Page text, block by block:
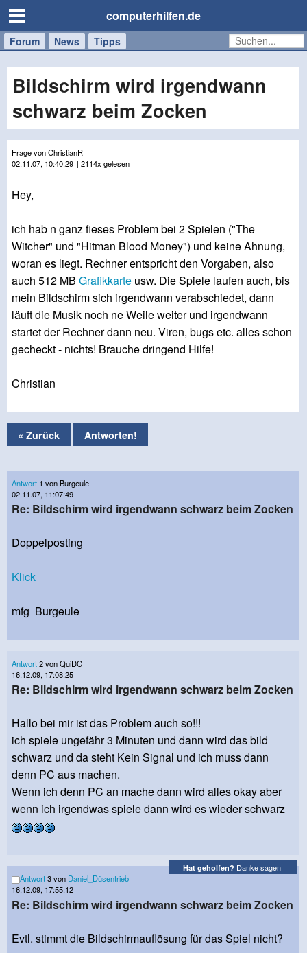
computerhilfen.de
Forum News Tipps
Handy
Tablet
Windows
Mac
Bildschirm wird irgendwann
schwarz beim Zocken
Frage von ChristianR
02.11.07, 10:40:29 | 2114x gelesen
Hey,
ich hab n ganz fieses Problem bei 2 Spielen ("The
Witcher" und "Hitman Blood Money") und keine Ahnung,
woran es liegt. Rechner entspricht den Vorgaben, also
auch 512 MB Grafikkarte usw. Die Spiele laufen auch, bis
mein Bildschirm sich irgendwann verabschiedet, dann
läuft die Musik noch ne Weile weiter und irgendwann
startet der Rechner dann neu. Viren, bugs etc. alles schon
gecheckt - nichts! Brauche dringend Hilfe!
Christian
« Zurück Antworten!
Antwort 1 von Burgeule
02.11.07, 11:07:49
Re: Bildschirm wird irgendwann schwarz beim Zocken
Doppelposting
Klick
mfg Burgeule
Antwort2 von QuiDC
16.12.09, 17:08:25
Re: Bildschirm wird irgendwann schwarz beim Zocken
Hallo bei mir ist das Problem auch so!!!
ich spiele ungefähr 3 Minuten und dann wird das bild
schwarz und da steht Kein Signal und ich muss dann
denn PC aus machen.
Wenn ich denn PC an mache dann wird alles okay aber
wenn ich irgendwas spiele dann wird es wieder schwarz
Hat geholfen? Danke sagen!
Antwort3 von Daniel_Düsentrieb
16.12.09, 17:55:12
Re: Bildschirm wird irgendwann schwarz beim Zocken
Evtl. stimmt die Bildschirmauflösung für das Spiel nicht?